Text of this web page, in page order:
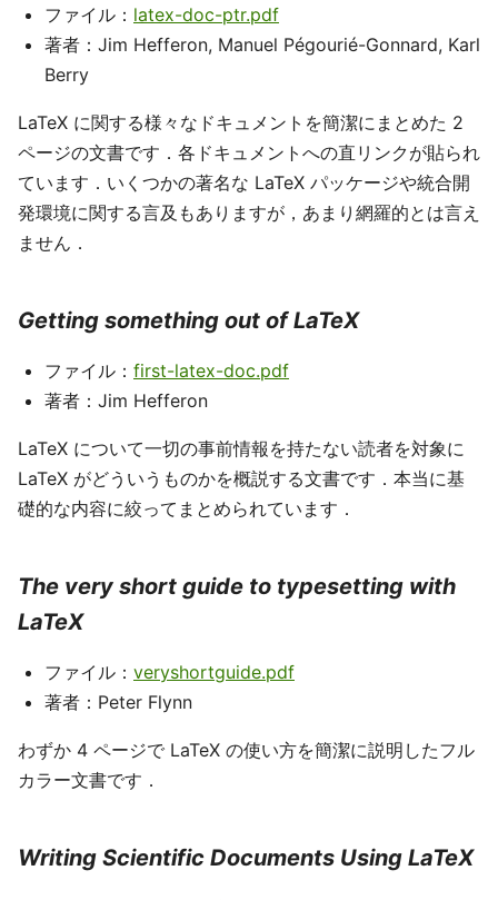
ファイル： latex-doc-ptr.pdf
著者：Jim Hef­feron, Manuel Pé­gourié-Gon­nard, Karl
Berry
LaTeX に関する様々なドキュメントを簡潔にまとめた 2
ページの文書です．各ドキュメントへの直リンクが貼られ
ています．いくつかの著名な LaTeX パッケージや統合開
発環境に関する言及もありますが，あまり網羅的とは言え
ません．
Getting something out of LaTeX
ファイル： first-latex-doc.pdf
著者：Jim Hefferon
LaTeX について一切の事前情報を持たない読者を対象に
LaTeX がどういうものかを概説する文書です．本当に基
礎的な内容に絞ってまとめられています．
The very short guide to typesetting with
LaTeX
ファイル： veryshortguide.pdf
著者：Peter Flynn
わずか 4 ページで LaTeX の使い方を簡潔に説明したフル
カラー文書です．
Writing Scientific Documents Using LaTeX